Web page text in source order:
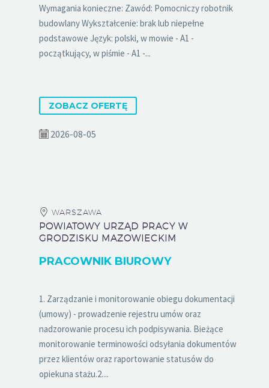
Wymagania konieczne: Zawód: Pomocniczy robotnik
budowlany Wykształcenie: brak lub niepełne
podstawowe Język: polski, w mowie - A1 -
początkujący, w piśmie - A1 -...
ZOBACZ OFERTĘ
2026-08-05
WARSZAWA
POWIATOWY URZĄD PRACY W
GRODZISKU MAZOWIECKIM
PRACOWNIK BIUROWY
1. Zarządzanie i monitorowanie obiegu dokumentacji
(umowy) - prowadzenie rejestru umów oraz
nadzorowanie procesu ich podpisywania. Bieżące
monitorowanie terminowości odsyłania dokumentów
przez klientów oraz raportowanie statusów do
opiekuna stażu.2....